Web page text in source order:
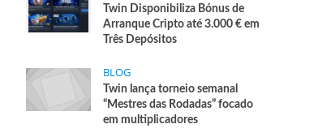
Twin Disponibiliza Bónus de
Arranque Cripto até 3.000 € em
Três Depósitos
BLOG
Twin lança torneio semanal
“Mestres das Rodadas” focado
em multiplicadores